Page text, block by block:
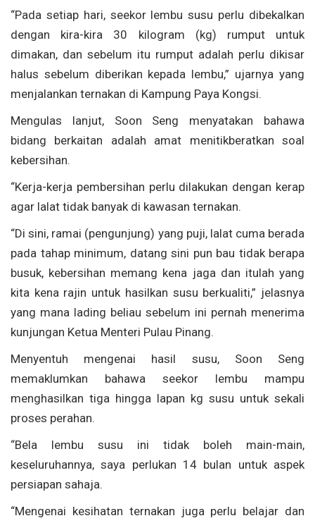
“Pada setiap hari, seekor lembu susu perlu dibekalkan
dengan kira-kira 30 kilogram (kg) rumput untuk
dimakan, dan sebelum itu rumput adalah perlu dikisar
halus sebelum diberikan kepada lembu,” ujarnya yang
menjalankan ternakan di Kampung Paya Kongsi.
Mengulas lanjut, Soon Seng menyatakan bahawa
bidang berkaitan adalah amat menitikberatkan soal
kebersihan.
“Kerja-kerja pembersihan perlu dilakukan dengan kerap
agar lalat tidak banyak di kawasan ternakan.
“Di sini, ramai (pengunjung) yang puji, lalat cuma berada
pada tahap minimum, datang sini pun bau tidak berapa
busuk, kebersihan memang kena jaga dan itulah yang
kita kena rajin untuk hasilkan susu berkualiti,” jelasnya
yang mana lading beliau sebelum ini pernah menerima
kunjungan Ketua Menteri Pulau Pinang.
Menyentuh mengenai hasil susu, Soon Seng
memaklumkan bahawa seekor lembu mampu
menghasilkan tiga hingga lapan kg susu untuk sekali
proses perahan.
“Bela lembu susu ini tidak boleh main-main,
keseluruhannya, saya perlukan 14 bulan untuk aspek
persiapan sahaja.
“Mengenai kesihatan ternakan juga perlu belajar dan